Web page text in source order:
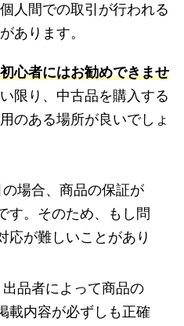
人間での取引が行われる
あります。
心者にはお勧めできませ
限り、中古品を購入する
のある場所が良いでしょ
場合、商品の保証が
す。そのため、もし問
応が難しいことがあり
出品者によって商品の
載内容が必ずしも正確